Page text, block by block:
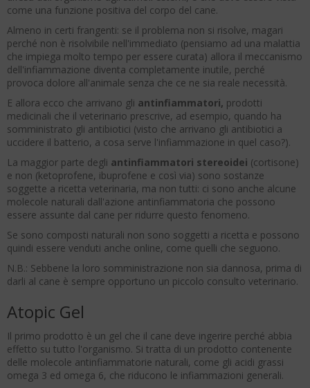
come una funzione positiva del corpo del cane.
Almeno in certi frangenti: se il problema non si risolve, magari
perché non è risolvibile nell'immediato (pensiamo ad una malattia
che impiega molto tempo per essere curata) allora il meccanismo
dell'infiammazione diventa completamente inutile, perché
provoca dolore all'animale senza che ce ne sia reale necessità.
E allora ecco che arrivano gli antinfiammatori, prodotti
medicinali che il veterinario prescrive, ad esempio, quando ha
somministrato gli antibiotici (visto che arrivano gli antibiotici a
uccidere il batterio, a cosa serve l'infiammazione in quel caso?).
La maggior parte degli antinfiammatori stereoidei (cortisone)
e non (ketoprofene, ibuprofene e così via) sono sostanze
soggette a ricetta veterinaria, ma non tutti: ci sono anche alcune
molecole naturali dall'azione antinfiammatoria che possono
essere assunte dal cane per ridurre questo fenomeno.
Se sono composti naturali non sono soggetti a ricetta e possono
quindi essere venduti anche online, come quelli che seguono.
N.B.: Sebbene la loro somministrazione non sia dannosa, prima di
darli al cane è sempre opportuno un piccolo consulto veterinario.
Atopic Gel
Il primo prodotto è un gel che il cane deve ingerire perché abbia
effetto su tutto l'organismo. Si tratta di un prodotto contenente
delle molecole antinfiammatorie naturali, come gli acidi grassi
omega 3 ed omega 6, che riducono le infiammazioni generali.